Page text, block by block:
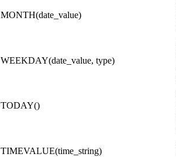
MONTH(date_value)
WEEKDAY(date_value, type)
TODAY()
TIMEVALUE(time_string)